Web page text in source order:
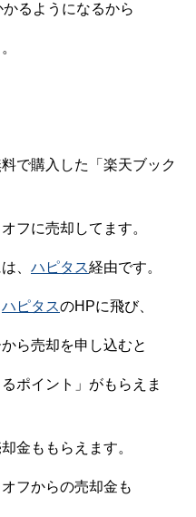
るようになるから
で購入した「楽天ブック
フに売却してます。
、 ハピタス経由です。
ハピタスのHPに飛び、
ら売却を申し込むと
ポイント」がもらえま
金ももらえます。
フからの売却金も